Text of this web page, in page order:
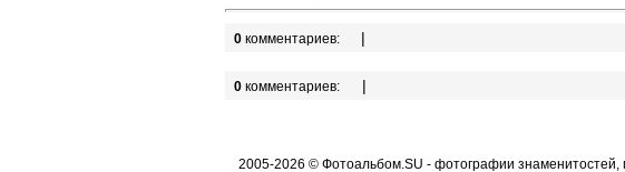
0комментариев: |
0комментариев:|
2005-2026 © Фотоальбом.SU - фотографии знаменитостей,